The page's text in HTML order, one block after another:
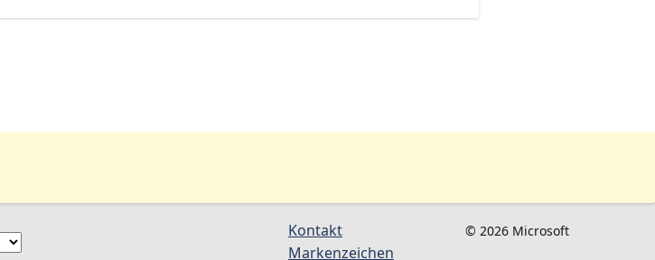
Kontakt
Markenzeichen
© 2026 Microsoft